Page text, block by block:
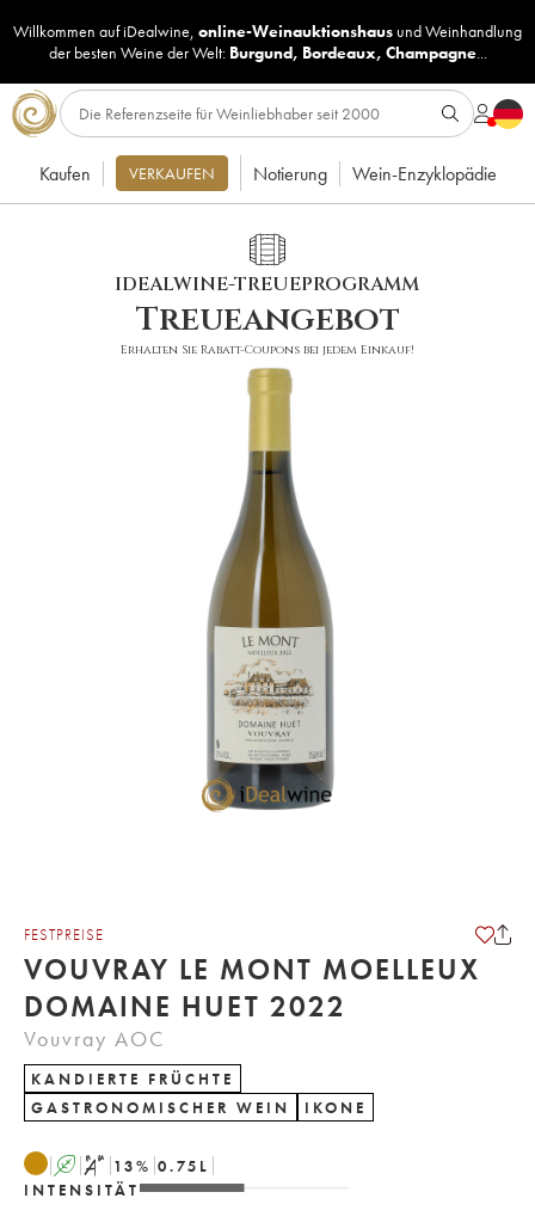
Willkommen auf iDealwine, online-Weinauktionshaus undWeinhandlung
der besten Weine der Welt: Burgund, Bordeaux, Champagne...
Kaufen VERKAUFEN Notierung Wein-Enzyklopädie
IDEALWINE-TREUEPROGRAMM
Treueangebot
Erhalten Sie Rabatt-Coupons bei jedem Einkauf!
FESTPREISE
VOUVRAY LE MONT MOELLEUX
DOMAINE HUET 2022
Vouvray AOC
KANDIERTE FRÜCHTE
GASTRONOMISCHER WEIN
IKONE
A S 13% 0.75 L
INTENSITÄT